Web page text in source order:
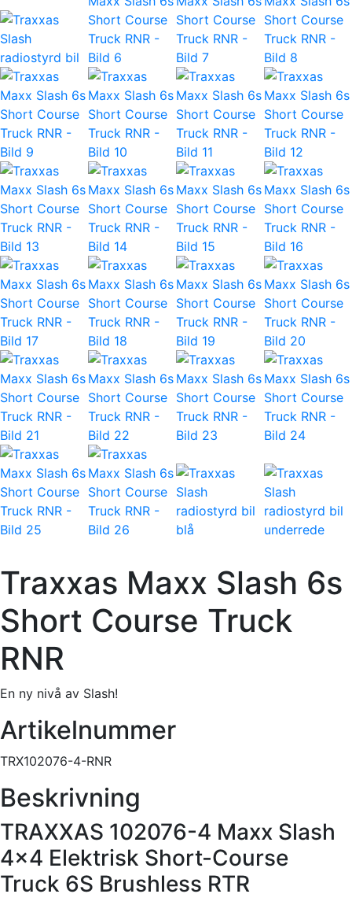
Traxxas Maxx Slash 6s
Short Course Truck
RNR
En ny nivå av Slash!
Artikelnummer
TRX102076-4-RNR
Beskrivning
TRAXXAS 102076-4 Maxx Slash
4×4 Elektrisk Short-Course
Truck 6S Brushless RTR